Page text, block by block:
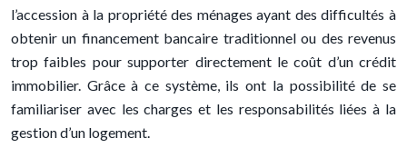
l’accession à la propriété des ménages ayant des difficultés à
obtenir un financement bancaire traditionnel ou des revenus
trop faibles pour supporter directement le coût d’un crédit
immobilier. Grâce à ce système, ils ont la possibilité de se
familiariser avec les charges et les responsabilités liées à la
gestion d’un logement.